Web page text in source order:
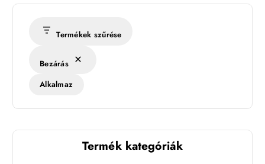
Termékek szűrése
Bezárás
Alkalmaz
Termék kategóriák